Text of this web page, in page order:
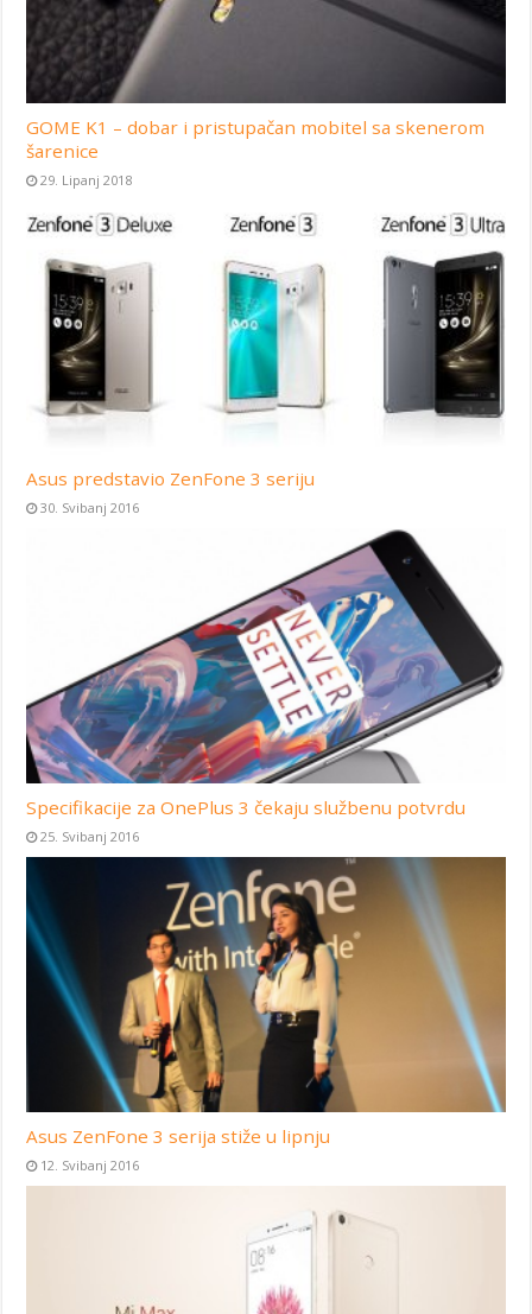
GOME K1 – dobar i pristupačan mobitel sa skenerom
šarenice
29. Lipanj 2018
Asus predstavio ZenFone 3 seriju
30. Svibanj 2016
Specifikacije za OnePlus 3 čekaju službenu potvrdu
25. Svibanj 2016
Asus ZenFone 3 serija stiže u lipnju
12. Svibanj 2016